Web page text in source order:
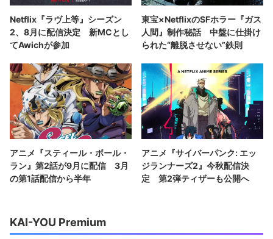
Netflix『ラヴ上等』シーズン
2、8月に配信決定 新MCとし
てAwichが参加
東宝×NetflixのSFホラー『ガス
人間』制作秘話 中盤に仕掛け
られた“離脱させない”鉄則
アニメ『スティール・ボール・
ラン』第2話が9月に配信 3月
の第1話配信から半年
アニメ『サイバーパンク: エッ
ジランナーズ2』今秋配信決
定 第2弾ティザーも公開へ
KAI-YOU Premium